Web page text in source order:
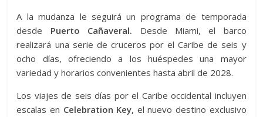
A la mudanza le seguirá un programa de temporada
desde Puerto Cañaveral. Desde Miami, el barco
realizará una serie de cruceros por el Caribe de seis y
ocho días, ofreciendo a los huéspedes una mayor
variedad y horarios convenientes hasta abril de 2028.
Los viajes de seis días por el Caribe occidental incluyen
escalas en Celebration Key, el nuevo destino exclusivo